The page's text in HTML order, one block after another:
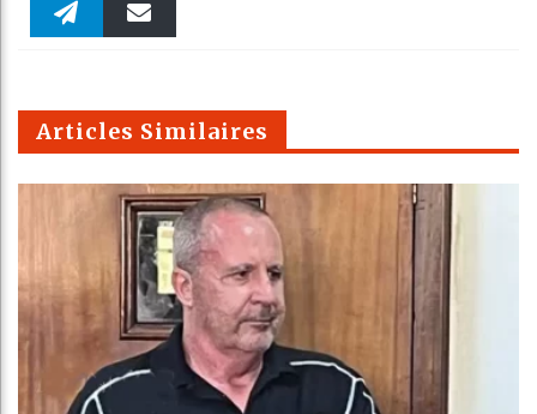
Faceboo Twitter
m
Articles Similaires